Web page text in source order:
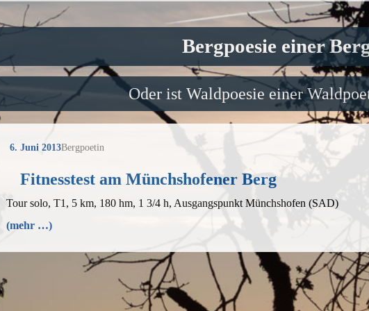
Bergpoesie einer
Oder ist Waldpoesie einer
6. Juni 2013Bergpoetin
Fitnesstest am Münchshofener Berg
Tour solo, T1, 5 km, 180 hm, 1 3/4 h, Ausgangspunkt Münchshofen (SAD)
(mehr …)